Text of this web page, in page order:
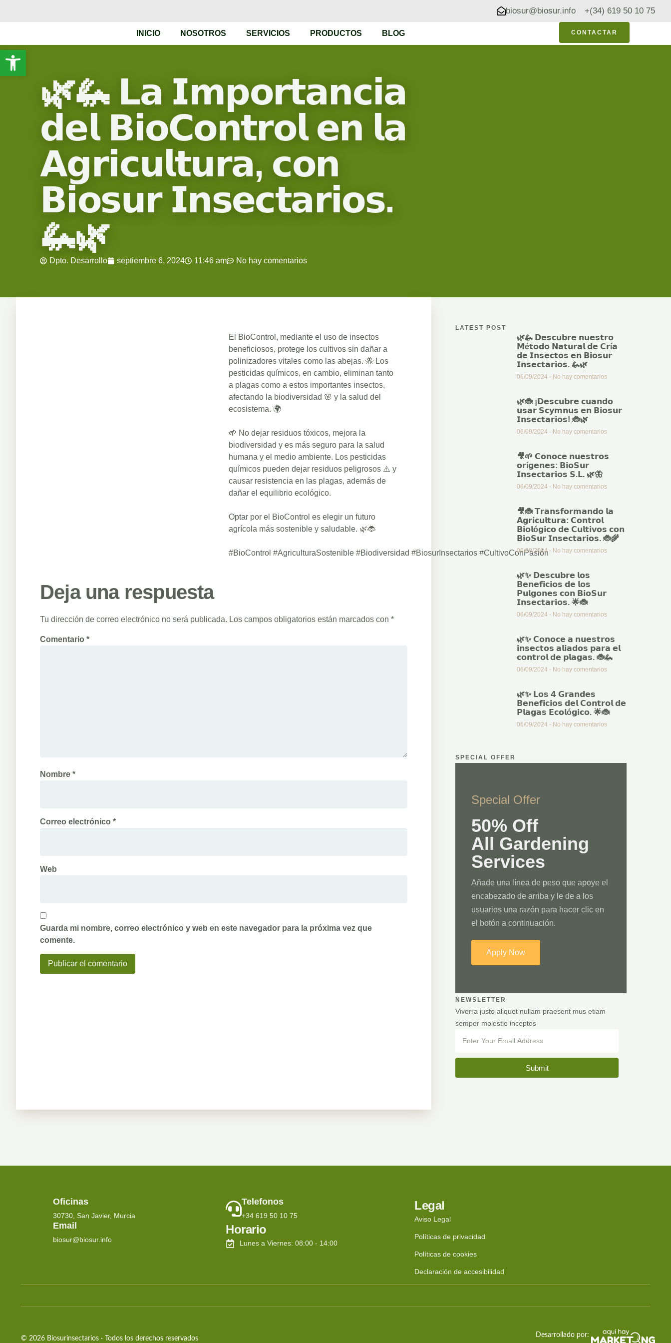
+(34) 619 50 10 75
biosur@biosur.info
INICIO NOSOTROS SERVICIOS PRODUCTOS BLOG CONTACTAR
🌿🦗 𝗟𝗮 𝗜𝗺𝗽𝗼𝗿𝘁𝗮𝗻𝗰𝗶𝗮
𝗱𝗲𝗹 𝗕𝗶𝗼𝗖𝗼𝗻𝘁𝗿𝗼𝗹 𝗲𝗻 𝗹𝗮
𝗔𝗴𝗿𝗶𝗰𝘂𝗹𝘁𝘂𝗿𝗮, 𝗰𝗼𝗻
𝗕𝗶𝗼𝘀𝘂𝗿 𝗜𝗻𝘀𝗲𝗰𝘁𝗮𝗿𝗶𝗼𝘀.
🦗🌿
Dpto. Desarrollo septiembre 6, 2024 11:46 am No hay comentarios
El BioControl, mediante el uso de insectos
beneficiosos, protege los cultivos sin dañar a
polinizadores vitales como las abejas. 🐝 Los
pesticidas químicos, en cambio, eliminan tanto
a plagas como a estos importantes insectos,
afectando la biodiversidad 🌸 y la salud del
ecosistema. 🌍
🌱 No dejar residuos tóxicos, mejora la
biodiversidad y es más seguro para la salud
humana y el medio ambiente. Los pesticidas
químicos pueden dejar residuos peligrosos ⚠️ y
causar resistencia en las plagas, además de
dañar el equilibrio ecológico.
Optar por el BioControl es elegir un futuro
agrícola más sostenible y saludable. 🌿🐞
#BioControl #AgriculturaSostenible #Biodiversidad #BiosurInsectarios #CultivoConPasión
Deja una respuesta
Tu dirección de correo electrónico no será publicada. Los campos obligatorios están marcados con *
Comentario *
Nombre *
Correo electrónico *
Web
Guarda mi nombre, correo electrónico y web en este navegador para la próxima vez que
comente.
LATEST POST
🌿🦗 𝗗𝗲𝘀𝗰𝘂𝗯𝗿𝗲 𝗻𝘂𝗲𝘀𝘁𝗿𝗼
𝗠é𝘁𝗼𝗱𝗼 𝗡𝗮𝘁𝘂𝗿𝗮𝗹 𝗱𝗲 𝗖𝗿í𝗮
𝗱𝗲 𝗜𝗻𝘀𝗲𝗰𝘁𝗼𝘀 𝗲𝗻 𝗕𝗶𝗼𝘀𝘂𝗿
𝗜𝗻𝘀𝗲𝗰𝘁𝗮𝗿𝗶𝗼𝘀. 🦗🌿
06/09/2024 No hay comentarios
🌿🐞 ¡𝗗𝗲𝘀𝗰𝘂𝗯𝗿𝗲 𝗰𝘂𝗮𝗻𝗱𝗼
𝘂𝘀𝗮𝗿 𝗦𝗰𝘆𝗺𝗻𝘂𝘀 𝗲𝗻 𝗕𝗶𝗼𝘀𝘂𝗿
𝗜𝗻𝘀𝗲𝗰𝘁𝗮𝗿𝗶𝗼𝘀! 🐞🌿
06/09/2024 No hay comentarios
🎥🌱 𝗖𝗼𝗻𝗼𝗰𝗲 𝗻𝘂𝗲𝘀𝘁𝗿𝗼𝘀
𝗼𝗿í𝗴𝗲𝗻𝗲𝘀: 𝗕𝗶𝗼𝗦𝘂𝗿
𝗜𝗻𝘀𝗲𝗰𝘁𝗮𝗿𝗶𝗼𝘀 𝗦.𝗟. 🌿🦋
06/09/2024 No hay comentarios
🎥🐞 𝗧𝗿𝗮𝗻𝘀𝗳𝗼𝗿𝗺𝗮𝗻𝗱𝗼 𝗹𝗮
𝗔𝗴𝗿𝗶𝗰𝘂𝗹𝘁𝘂𝗿𝗮: 𝗖𝗼𝗻𝘁𝗿𝗼𝗹
𝗕𝗶𝗼𝗹ó𝗴𝗶𝗰𝗼 𝗱𝗲 𝗖𝘂𝗹𝘁𝗶𝘃𝗼𝘀 𝗰𝗼𝗻
𝗕𝗶𝗼𝗦𝘂𝗿 𝗜𝗻𝘀𝗲𝗰𝘁𝗮𝗿𝗶𝗼𝘀. 🐞🌾
06/09/2024 No hay comentarios
🌿✨ 𝗗𝗲𝘀𝗰𝘂𝗯𝗿𝗲 𝗹𝗼𝘀
𝗕𝗲𝗻𝗲𝗳𝗶𝗰𝗶𝗼𝘀 𝗱𝗲 𝗹𝗼𝘀
𝗣𝘂𝗹𝗴𝗼𝗻𝗲𝘀 𝗰𝗼𝗻 𝗕𝗶𝗼𝗦𝘂𝗿
𝗜𝗻𝘀𝗲𝗰𝘁𝗮𝗿𝗶𝗼𝘀. 🌟🐞
06/09/2024 No hay comentarios
🌿✨ 𝗖𝗼𝗻𝗼𝗰𝗲 𝗮 𝗻𝘂𝗲𝘀𝘁𝗿𝗼𝘀
𝗶𝗻𝘀𝗲𝗰𝘁𝗼𝘀 𝗮𝗹𝗶𝗮𝗱𝗼𝘀 𝗽𝗮𝗿𝗮 𝗲𝗹
𝗰𝗼𝗻𝘁𝗿𝗼𝗹 𝗱𝗲 𝗽𝗹𝗮𝗴𝗮𝘀. 🐞🦗
06/09/2024 No hay comentarios
🌿✨ 𝗟𝗼𝘀 𝟰 𝗚𝗿𝗮𝗻𝗱𝗲𝘀
𝗕𝗲𝗻𝗲𝗳𝗶𝗰𝗶𝗼𝘀 𝗱𝗲𝗹 𝗖𝗼𝗻𝘁𝗿𝗼𝗹 𝗱𝗲
𝗣𝗹𝗮𝗴𝗮𝘀 𝗘𝗰𝗼𝗹ó𝗴𝗶𝗰𝗼. 🌟🐞
06/09/2024 No hay comentarios
SPECIAL OFFER
Special Offer
50% Off
All Gardening
Services
Añade una línea de peso que apoye el
encabezado de arriba y le de a los
usuarios una razón para hacer clic en
el botón a continuación.
Apply Now
NEWSLETTER
Viverra justo aliquet nullam praesent mus etiam
semper molestie inceptos
Submit
Oficinas
30730, San Javier, Murcia
Email
biosur@biosur.info
Telefonos
+34 619 50 10 75
Horario
Lunes a Viernes: 08:00 - 14:00
Legal
Aviso Legal
Políticas de privacidad
Políticas de cookies
Declaración de accesibilidad
© 2026 Biosurinsectarios · Todos los derechos reservados
Desarrollado por:
Abrir barra de herramientas